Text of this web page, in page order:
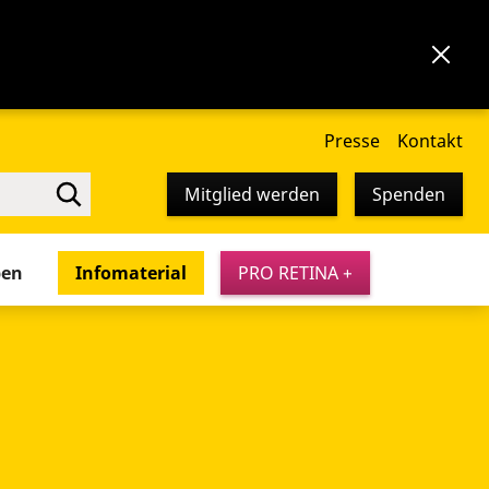
Presse Kontakt
Mitglied werden Spenden
Infomaterial PRO RETINA +